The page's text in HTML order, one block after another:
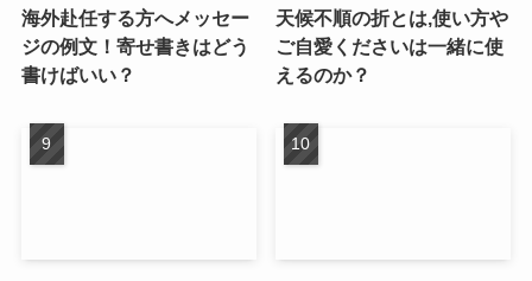
海外赴任する方へメッセー
ジの例文！寄せ書きはどう
書けばいい？
天候不順の折とは,使い方や
ご自愛くださいは一緒に使
えるのか？